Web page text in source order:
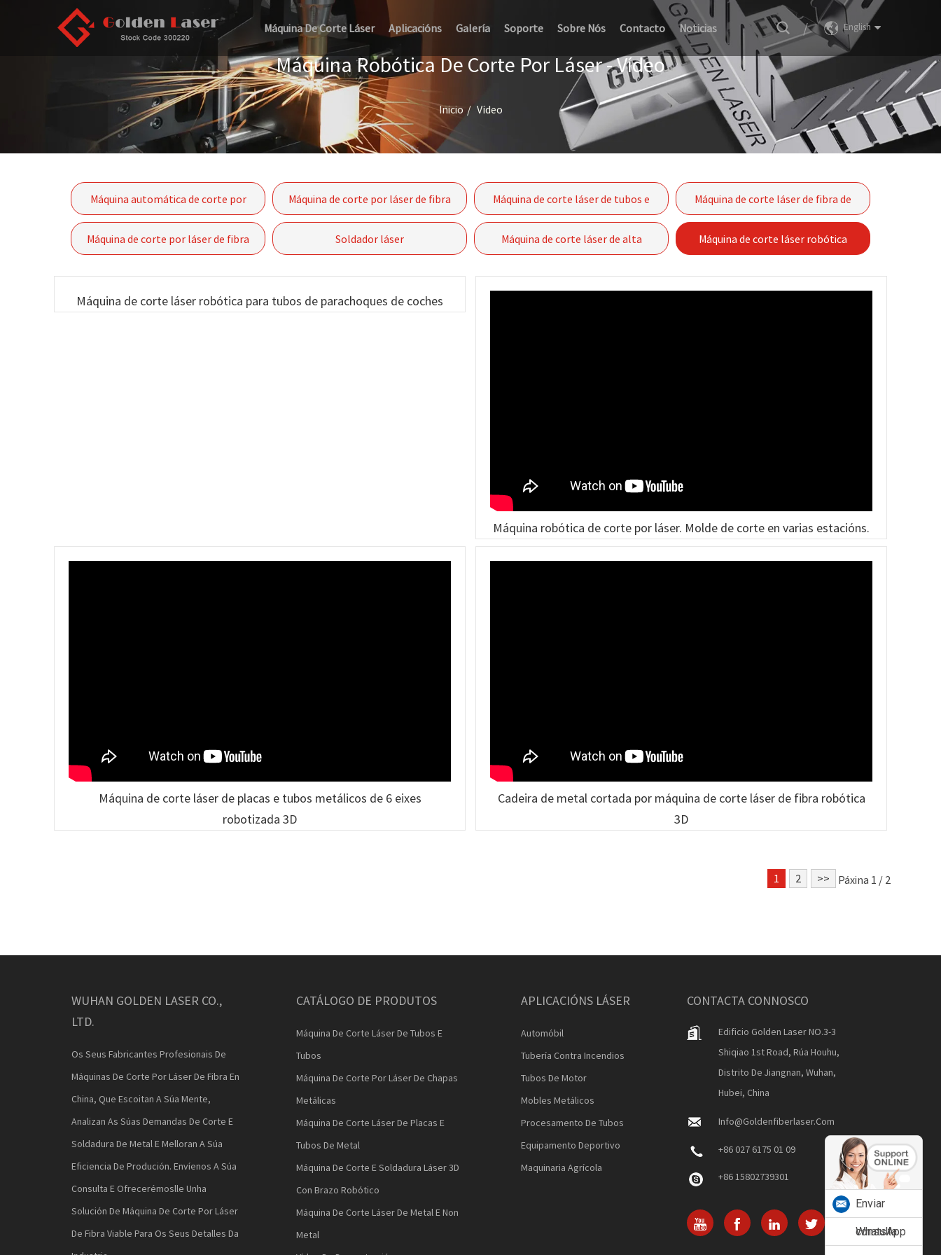
Máquina De Corte Láser Aplicacións Galería Soporte Sobre Nós Contacto Noticias / English
Máquina Robótica De Corte Por Láser - Vídeo
Inicio Vídeo
Máquina automática de corte por
láser de fibra de tubos Serie P-(A)
Máquina de corte por láser de fibra
pechada
Máquina de corte láser de tubos e
placas
Máquina de corte láser de fibra de
mesa única serie GF
Máquina de corte por láser de fibra Soldador láser Máquina de corte láser de alta Máquina de corte láser robótica
Máquina de corte láser robótica para tubos de parachoques de coches
Máquina robótica de corte por láser. Molde de corte en varias estacións.
Máquina de corte láser de placas e tubos metálicos de 6 eixes
robotizada 3D
Cadeira de metal cortada por máquina de corte láser de fibra robótica
3D
1 2 >> Páxina 1 / 2
WUHAN GOLDEN LASER CO.,
LTD.
Os Seus Fabricantes Profesionais De
Máquinas De Corte Por Láser De Fibra En
China, Que Escoitan A Súa Mente,
Analizan As Súas Demandas De Corte E
Soldadura De Metal E Melloran A Súa
Eficiencia De Produción. Envíenos A Súa
Consulta E Ofrecerémoslle Unha
Solución De Máquina De Corte Por Láser
De Fibra Viable Para Os Seus Detalles Da
CATÁLOGO DE PRODUTOS
Máquina De Corte Láser De Tubos E
Tubos
Máquina De Corte Por Láser De Chapas
Metálicas
Máquina De Corte Láser De Placas E
Tubos De Metal
Máquina De Corte E Soldadura Láser 3D
Con Brazo Robótico
Máquina De Corte Láser De Metal E Non
Metal
APLICACIÓNS LÁSER
Automóbil
Tubería Contra Incendios
Tubos De Motor
Mobles Metálicos
Procesamento De Tubos
Equipamento Deportivo
Maquinaria Agrícola
CONTACTA CONNOSCO
Edificio Golden Laser NO.3-3
Shiqiao 1st Road, Rúa Houhu,
Distrito De Jiangnan, Wuhan,
Hubei, China
Info@goldenfiberlaser.com
+86 027 6175 01 09
+86 15802739301
Enviar
consulta
WhatsApp